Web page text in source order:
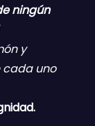
ningún
y
cada uno